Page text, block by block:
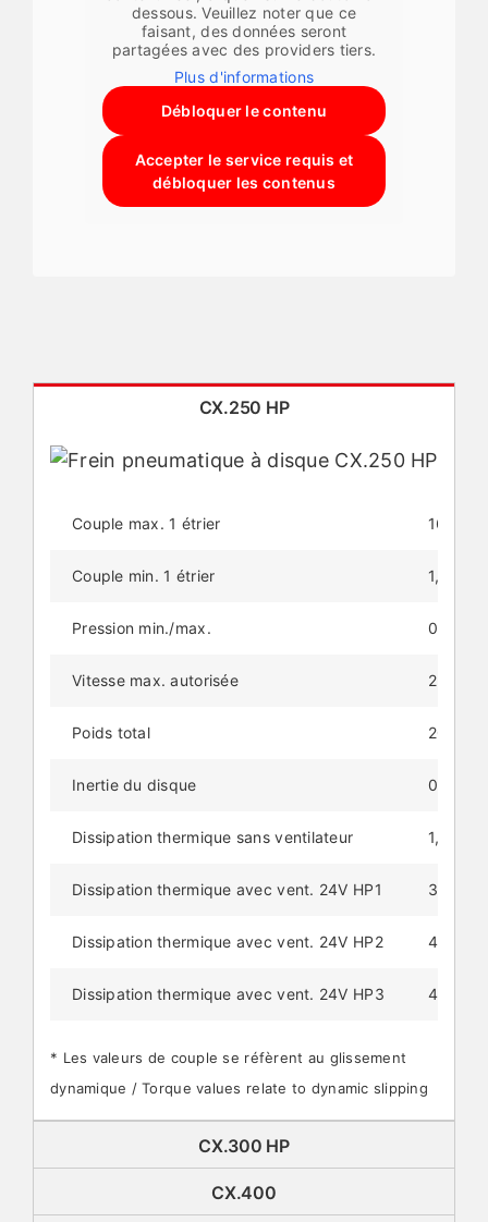
dessous. Veuillez noter que ce
faisant, des données seront
partagées avec des providers tiers.
Plus d'informations
Débloquer le contenu
Accepter le service requis et
débloquer les contenus
CX.250 HP
Couple max. 1 étrier 160
Couple min. 1 étrier 1,5 Nm
Pression min./max. 0,3/6
Vitesse max. autorisée 2500
Poids total 20 kg
Inertie du disque 0,04
Dissipation thermique sans ventilateur 1,3 kW
Dissipation thermique avec vent. 24V HP1 3,5 kW
Dissipation thermique avec vent. 24V HP2 4,0 kW
Dissipation thermique avec vent. 24V HP3 4,5 kW
* Les valeurs de couple se réfèrent au glissement
dynamique / Torque values relate to dynamic slipping
CX.300 HP
CX.400